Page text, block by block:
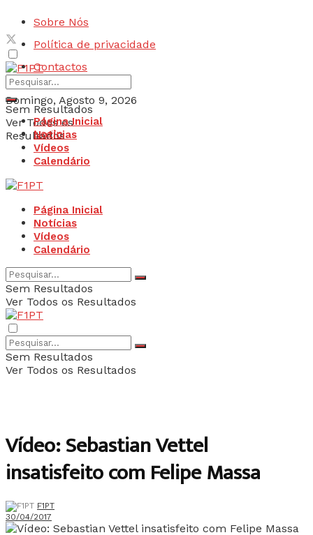
Sobre Nós
Política de privacidade
Contactos
Domingo, Agosto 9, 2026
Login
Sem Resultados
Ver Todos os
Resultados
Página Inicial
Notícias
Vídeos
Calendário
Página Inicial
Notícias
Vídeos
Calendário
Sem Resultados
Ver Todos os Resultados
Sem Resultados
Ver Todos os Resultados
Vídeo: Sebastian Vettel
insatisfeito com Felipe Massa
F1PT
30/04/2017